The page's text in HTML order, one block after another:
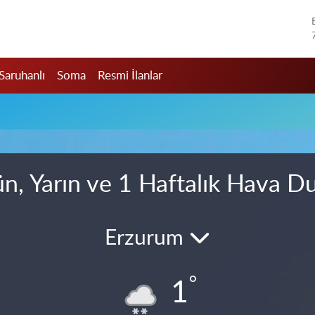
Soma Resmi İlanlar
Yarın ve 1 Haftalık Hava
Erzurum
1°